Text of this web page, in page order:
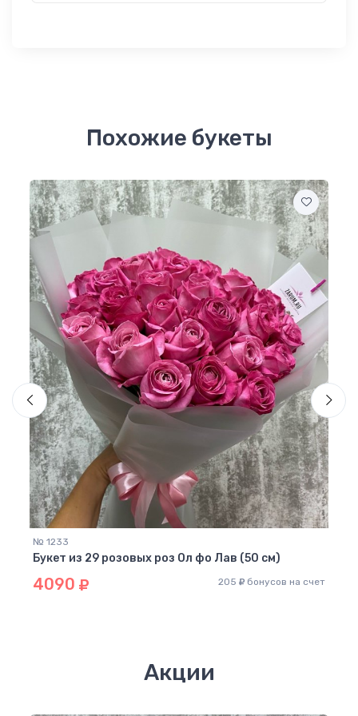
Похожие букеты
№ 1233
Букет из 29 розовых роз Ол фо Лав (50 см)
4090 205 бонусов на счет
Акции